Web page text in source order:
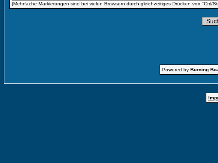
(Mehrfache Markierungen sind bei vielen Browsern durch gleichzeitiges Drücken von "Ctrl/
Powered by Burning